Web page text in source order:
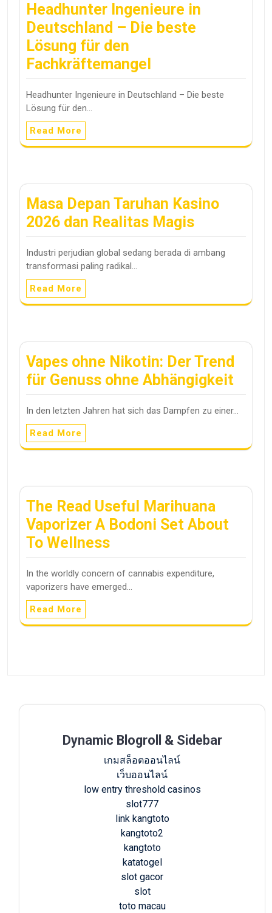
Headhunter Ingenieure in
Deutschland – Die beste
Lösung für den
Fachkräftemangel
Headhunter Ingenieure in Deutschland – Die beste
Lösung für den…
Read More
Masa Depan Taruhan Kasino
2026 dan Realitas Magis
Industri perjudian global sedang berada di ambang
transformasi paling radikal…
Read More
Vapes ohne Nikotin: Der Trend
für Genuss ohne Abhängigkeit
In den letzten Jahren hat sich das Dampfen zu einer…
Read More
The Read Useful Marihuana
Vaporizer A Bodoni Set About
To Wellness
In the worldly concern of cannabis expenditure,
vaporizers have emerged…
Read More
Dynamic Blogroll & Sidebar
เกมสล็อตออนไลน์
เว็บออนไลน์
low entry threshold casinos
slot777
link kangtoto
kangtoto2
kangtoto
katatogel
slot gacor
slot
toto macau